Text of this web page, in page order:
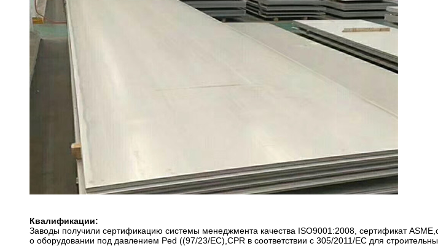
Квалификации:
Заводы получили сертификацию системы менеджмента качества ISO9001:2008, сертификат
о оборудовании под давлением Ped ((97/23/EC),CPR в соответствии с 305/2011/ЕС для